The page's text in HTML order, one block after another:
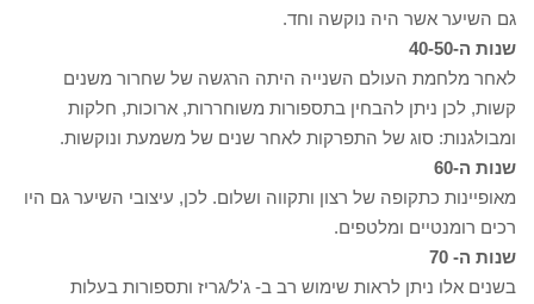
גם השיער אשר היה נוקשה וחד.
שנות ה-40-50
לאחר מלחמת העולם השנייה היתה הרגשה של שחרור משנים
קשות, לכן ניתן להבחין בתספורות משוחררות, ארוכות, חלקות
ומבולגנות: סוג של התפרקות לאחר שנים של משמעת ונוקשות.
שנות ה-60
מאופיינות כתקופה של רצון ותקווה ושלום. לכן, עיצובי השיער גם היו
רכים רומנטיים ומלטפים.
שנות ה- 70
בשנים אלו ניתן לראות שימוש רב ב- ג'ל/גריז ותספורות בעלות